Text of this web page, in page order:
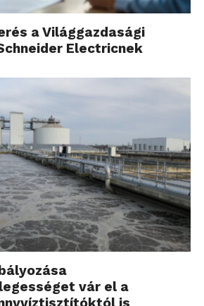
a Világgazdasági
Electricnek
vár el a
is